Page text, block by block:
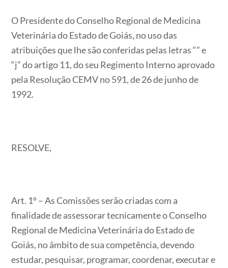
O Presidente do Conselho Regional de Medicina
Veterinária do Estado de Goiás, no uso das
atribuições que lhe são conferidas pelas letras “” e
“j” do artigo 11, do seu Regimento Interno aprovado
pela Resolução CEMV no 591, de 26 de junho de
1992.
RESOLVE,
Art. 1º – As Comissões serão criadas com a
finalidade de assessorar tecnicamente o Conselho
Regional de Medicina Veterinária do Estado de
Goiás, no âmbito de sua competência, devendo
estudar, pesquisar, programar, coordenar, executar e